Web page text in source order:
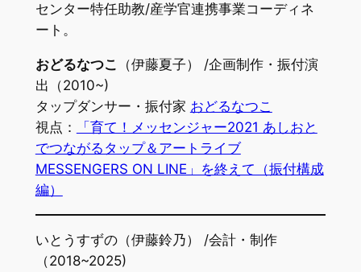
センター特任助教/産学官連携事業コーディネ
ート。
おどるなつこ （伊藤夏子） /企画制作・振付演
出（2010~)
タップダンサー・振付家 おどるなつこ
視点：
「育て！メッセンジャー2021 あしおと
でつながるタップ＆アートライブ
MESSENGERS ON LINE」を終えて（振付構成
編）
いとうすずの（伊藤鈴乃） /会計・制作
（2018~2025)